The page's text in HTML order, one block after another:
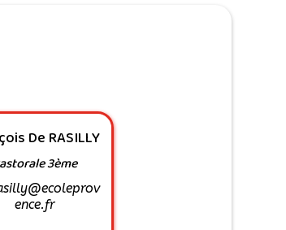
De RASILLY
3ème
ence.fr